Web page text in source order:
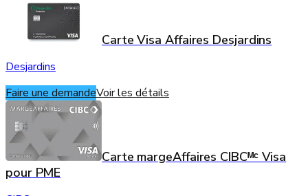
Carte Visa Affaires Desjardins
Desjardins
Faire une demandeVoir les détails
Carte margeAffaires CIBCᴹᶜ Visa
pour PME